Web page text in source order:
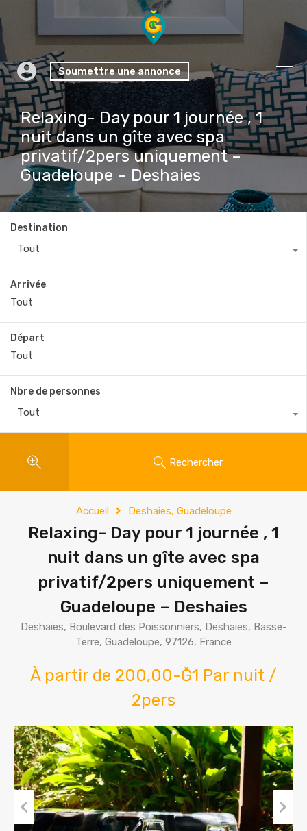
Soumettre une annonce
Relaxing- Day pour 1 journée , 1
nuit dans un gîte avec spa
privatif/2pers uniquement –
Guadeloupe – Deshaies
Destination
Tout
Arrivée
Départ
Nbre de personnes
Tout
Rechercher
Accueil Deshaies, Guadeloupe
Relaxing- Day pour 1 journée , 1
nuit dans un gîte avec spa
privatif/2pers uniquement –
Guadeloupe – Deshaies
Deshaies, Boulevard des Poissonniers, Deshaies, Basse-
Terre, Guadeloupe, 97126, France
À partir de 200,00-Ğ1 Par nuit /
2pers